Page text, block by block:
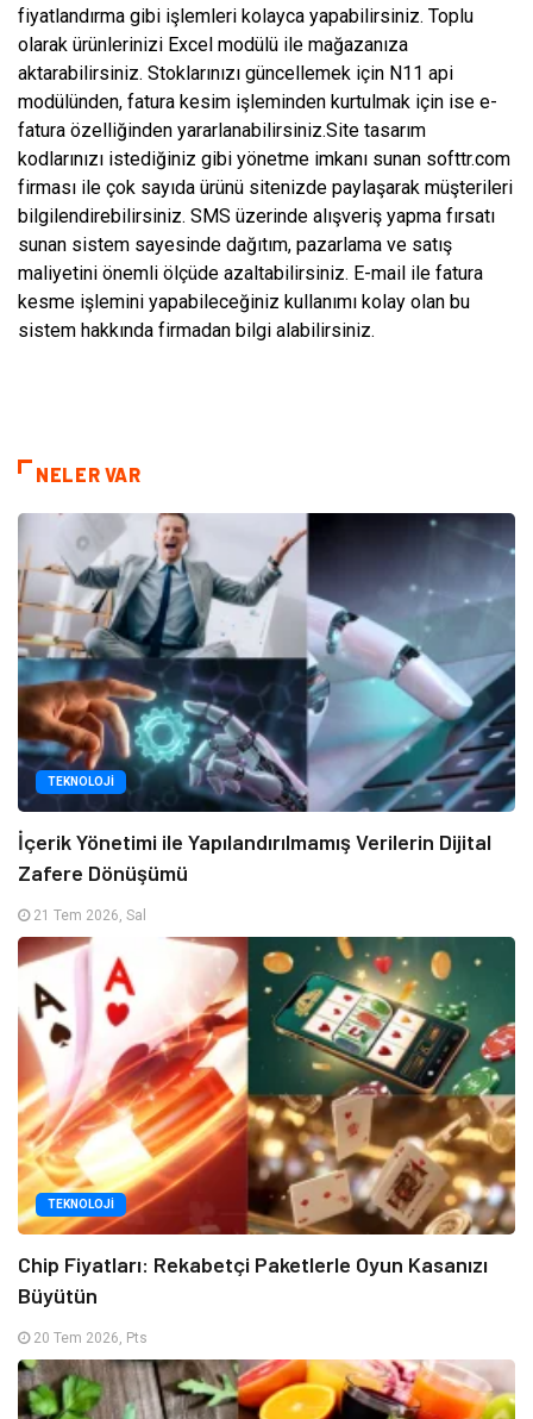
fiyatlandırma gibi işlemleri kolayca yapabilirsiniz. Toplu
olarak ürünlerinizi Excel modülü ile mağazanıza
aktarabilirsiniz. Stoklarınızı güncellemek için N11 api
modülünden, fatura kesim işleminden kurtulmak için ise e-
fatura özelliğinden yararlanabilirsiniz.Site tasarım
kodlarınızı istediğiniz gibi yönetme imkanı sunan softtr.com
firması ile çok sayıda ürünü sitenizde paylaşarak müşterileri
bilgilendirebilirsiniz. SMS üzerinde alışveriş yapma fırsatı
sunan sistem sayesinde dağıtım, pazarlama ve satış
maliyetini önemli ölçüde azaltabilirsiniz. E-mail ile fatura
kesme işlemini yapabileceğiniz kullanımı kolay olan bu
sistem hakkında firmadan bilgi alabilirsiniz.
NELER VAR
TEKNOLOJI
İçerik Yönetimi ile Yapılandırılmamış Verilerin Dijital
Zafere Dönüşümü
21 Tem 2026, Sal
TEKNOLOJI
Chip Fiyatları: Rekabetçi Paketlerle Oyun Kasanızı
Büyütün
20 Tem 2026, Pts